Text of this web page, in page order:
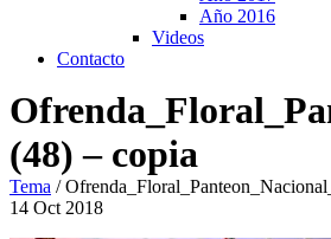
Año 2016
Videos
Contacto
(48) – copia
Tema /
14 Oct 2018